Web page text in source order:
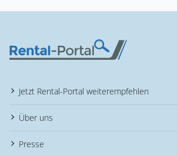
Jetzt Rental-Portal weiterempfehlen
Über uns
Presse